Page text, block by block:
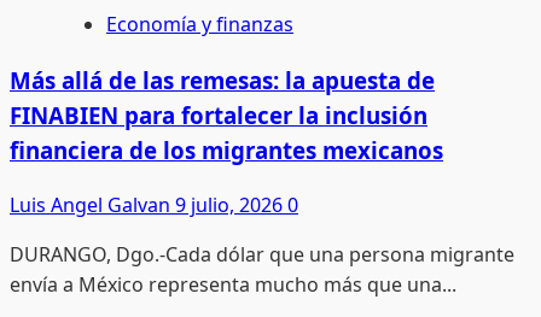
Durango,
de
4,690
residentes
extranjeros
que
fortalecen
el
desarrollo
Economía y finanzas
Más allá de las remesas: la apuesta de
FINABIEN para fortalecer la inclusión
financiera de los migrantes mexicanos
Luis Angel Galvan 9 julio, 20260
DURANGO, Dgo.-Cada dólar que una persona migrante
envía a México representa mucho más que una...